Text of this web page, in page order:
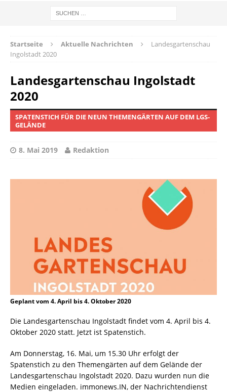
Startseite Aktuelle Nachrichten
Landesgartenschau
Ingolstadt 2020
Landesgartenschau Ingolstadt
2020
SPATENSTICH FÜR DIE NEUN THEMENGÄRTEN AUF DEM LGS-
GELÄNDE
8. Mai 2019 Redaktion
Geplant vom 4. April bis 4. Oktober 2020
Die Landesgartenschau Ingolstadt findet vom 4. April bis 4.
Oktober 2020 statt. Jetzt ist Spatenstich.
Am Donnerstag, 16. Mai, um 15.30 Uhr erfolgt der
Spatenstich zu den Themengärten auf dem Gelände der
Landesgartenschau Ingolstadt 2020. Dazu wurden nun die
Medien eingeladen. immonews.IN, der Nachrichtendienst